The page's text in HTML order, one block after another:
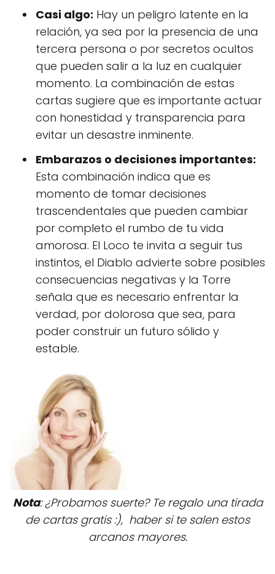
Casi algo: Hay un peligro latente en la
relación, ya sea por la presencia de una
tercera persona o por secretos ocultos
que pueden salir a la luz en cualquier
momento. La combinación de estas
cartas sugiere que es importante actuar
con honestidad y transparencia para
evitar un desastre inminente.
Embarazos o decisiones importantes:
Esta combinación indica que es
momento de tomar decisiones
trascendentales que pueden cambiar
por completo el rumbo de tu vida
amorosa. El Loco te invita a seguir tus
instintos, el Diablo advierte sobre posibles
consecuencias negativas y la Torre
señala que es necesario enfrentar la
verdad, por dolorosa que sea, para
poder construir un futuro sólido y
estable.
Nota: ¿Probamos suerte? Te regalo una tirada
de cartas gratis :), haber si te salen estos
arcanos mayores.